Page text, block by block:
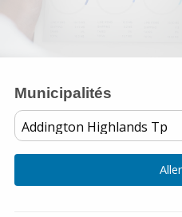
Municipalités
Alphabetical List of Municipalities
Aller